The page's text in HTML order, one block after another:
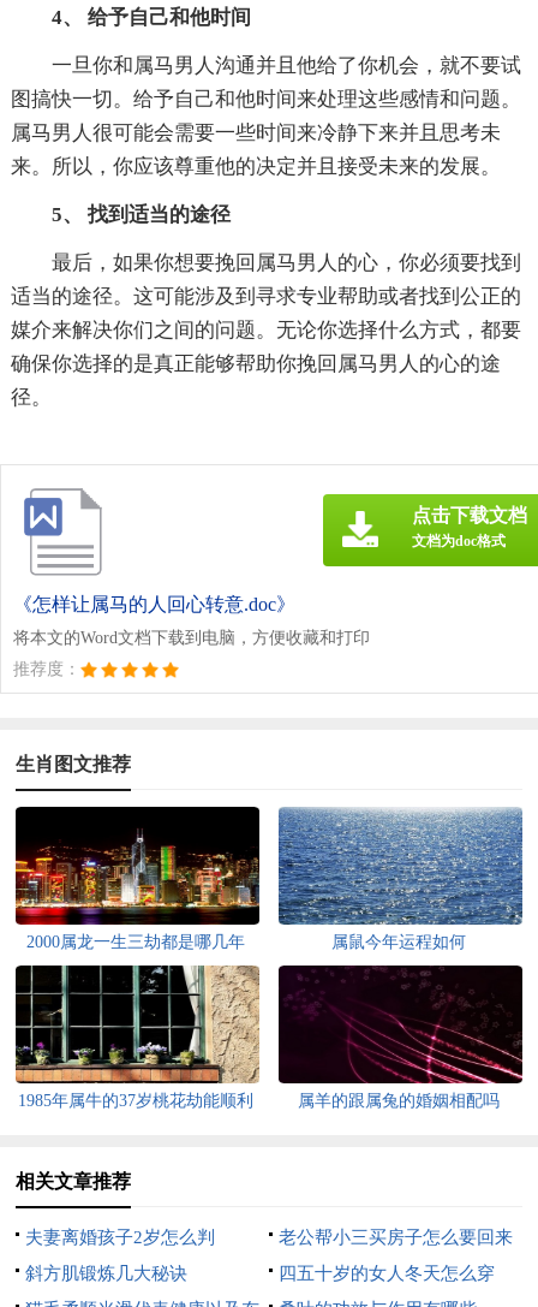
4、 给予自己和他时间
一旦你和属马男人沟通并且他给了你机会，就不要试
图搞快一切。给予自己和他时间来处理这些感情和问题。
属马男人很可能会需要一些时间来冷静下来并且思考未
来。所以，你应该尊重他的决定并且接受未来的发展。
5、 找到适当的途径
最后，如果你想要挽回属马男人的心，你必须要找到
适当的途径。这可能涉及到寻求专业帮助或者找到公正的
媒介来解决你们之间的问题。无论你选择什么方式，都要
确保你选择的是真正能够帮助你挽回属马男人的心的途
径。
《怎样让属马的人回心转意.doc》
将本文的Word文档下载到电脑，方便收藏和打印
推荐度：
点击下载文档
文档为doc格式
生肖图文推荐
2000属龙一生三劫都是哪几年 属鼠今年运程如何
1985年属牛的37岁桃花劫能顺利
属羊的跟属兔的婚姻相配吗
相关文章推荐
夫妻离婚孩子2岁怎么判
老公帮小三买房子怎么要回来
斜方肌锻炼几大秘诀
四五十岁的女人冬天怎么穿